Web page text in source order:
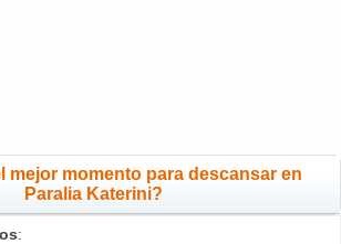
mejor momento para descansar en
Paralia Katerini?
: